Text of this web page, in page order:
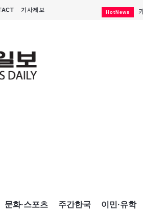
기사제보 HotNews
문화·스포츠 주간한국 이민·유학